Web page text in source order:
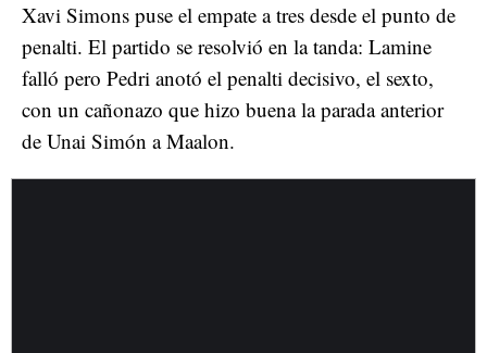
Xavi Simons puse el empate a tres desde el punto de
penalti. El partido se resolvió en la tanda: Lamine
falló pero Pedri anotó el penalti decisivo, el sexto,
con un cañonazo que hizo buena la parada anterior
de Unai Simón a Maalon.